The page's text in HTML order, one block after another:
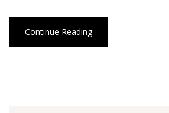
Continue Reading